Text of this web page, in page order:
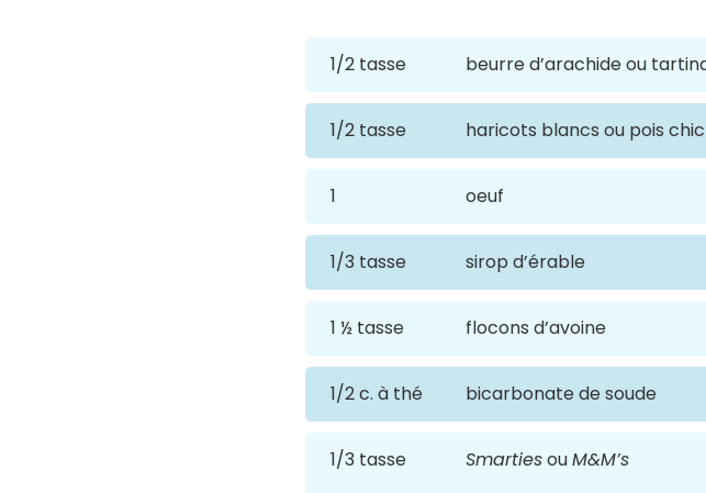
1/2 tasse beurre d’arachide ou
1/2 tasse haricots blancs ou pois
1 oeuf
1/3 tasse sirop d’érable
1 ½ tasse flocons d’avoine
1/2 c. à thé bicarbonate de soude
1/3 tasse SmartiesouM&M’s